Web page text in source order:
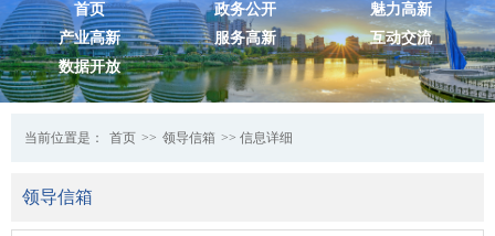
首页 政务公开
魅力高新
产业高新
服务高新
互动交流
数据开放
当前位置是： 首页 >> 领导信箱 >> 信息详细
领导信箱